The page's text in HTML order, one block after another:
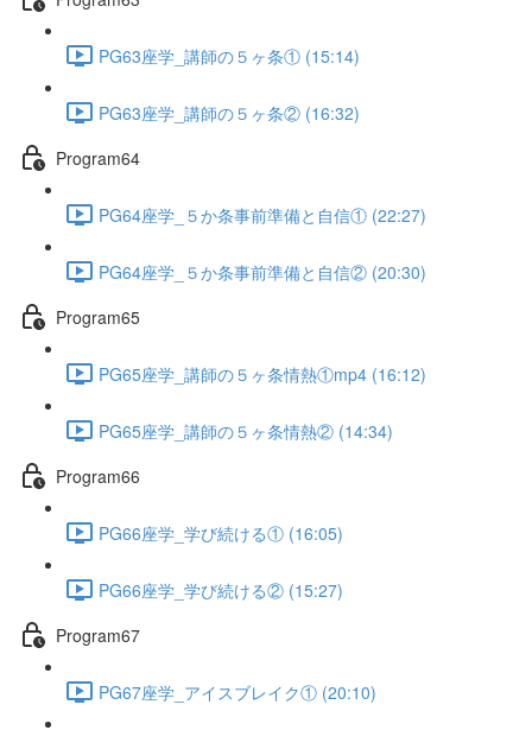
PG63座学_講師の５ヶ条① (15:14)
PG63座学_講師の５ヶ条② (16:32)
Program64
PG64座学_５か条事前準備と自信① (22:27)
PG64座学_５か条事前準備と自信② (20:30)
Program65
PG65座学_講師の５ヶ条情熱①mp4 (16:12)
PG65座学_講師の５ヶ条情熱② (14:34)
Program66
PG66座学_学び続ける① (16:05)
PG66座学_学び続ける② (15:27)
Program67
PG67座学_アイスブレイク① (20:10)